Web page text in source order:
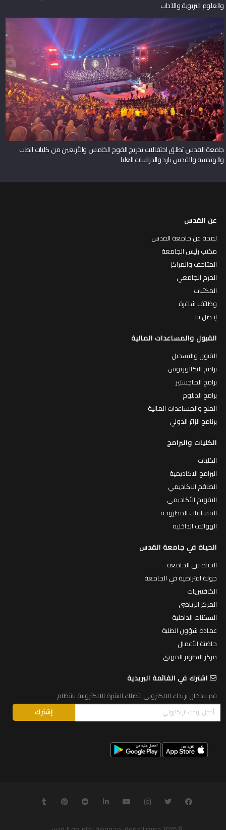
والعلوم التربوية والآداب
جامعة القدس تطلق احتفالات تخريج الفوج الخامس والأربعين من كليات الطب
والهندسة والقدس بارد والدراسات العليا
عن القدس
لمحة عن جامعة القدس
مكتب رئيس الجامعة
المتاحف والمراكز
الحرم الجامعي
المكتبات
وظائف شاغرة
إتـصل بنا
القبول والمساعدات المالية
القبول والتسجيل
برامج البكالوريوس
برامج الماجستير
برامج الدبلوم
المنح والمساعدات المالية
برنامج الزائر الدولي
الكليات والبرامج
الكليات
البرامج الاكاديمية
الطاقم الاكاديمي
التقويم الأكاديمي
المساقات المطروحة
الهواتف الداخلية
الحياة في جامعة القدس
الحياة في الجامعة
جولة افتراضية في الجامعة
الكافتيريات
المركز الرياضي
السكنات الداخلية
عمادة شؤون الطلبة
حاضنة الأعمال
مركز التطوير المهني
اشترك في القائمة البريدية
قم بادخال بريدك الالكتروني لتصلك النشرة الالكترونية بانتظام